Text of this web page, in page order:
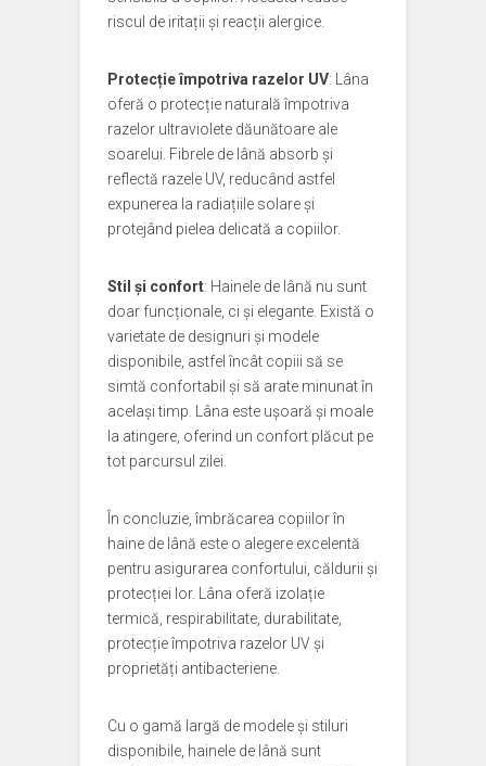
riscul de iritații și reacții alergice.
Protecție împotriva razelor UV: Lâna
oferă o protecție naturală împotriva
razelor ultraviolete dăunătoare ale
soarelui. Fibrele de lână absorb și
reflectă razele UV, reducând astfel
expunerea la radiațiile solare și
protejând pielea delicată a copiilor.
Stil și confort: Hainele de lână nu sunt
doar funcționale, ci și elegante. Există o
varietate de designuri și modele
disponibile, astfel încât copiii să se
simtă confortabil și să arate minunat în
același timp. Lâna este ușoară și moale
la atingere, oferind un confort plăcut pe
tot parcursul zilei.
În concluzie, îmbrăcarea copiilor în
haine de lână este o alegere excelentă
pentru asigurarea confortului, căldurii și
protecției lor. Lâna oferă izolație
termică, respirabilitate, durabilitate,
protecție împotriva razelor UV și
proprietăți antibacteriene.
Cu o gamă largă de modele și stiluri
disponibile, hainele de lână sunt